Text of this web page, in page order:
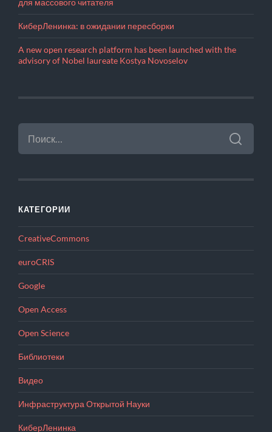
для массового читателя
КиберЛенинка: в ожидании пересборки
A new open research platform has been launched with the
advisory of Nobel laureate Kostya Novoselov
НАЙТИ:
КАТЕГОРИИ
CreativeCommons
euroCRIS
Google
Open Access
Open Science
Библиотеки
Видео
Инфраструктура Открытой Науки
КиберЛенинка